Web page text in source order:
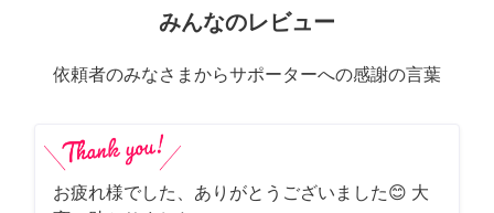
みんなのレビュー
依頼者のみなさまからサポーターへの感謝の言葉
お疲れ様でした、ありがとうございました😊 大